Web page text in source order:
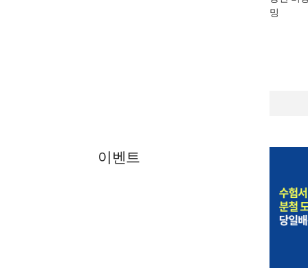
밍
이벤트